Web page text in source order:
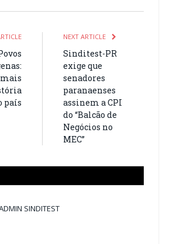
país
NEXT ARTICLE
Sinditest-PR
exige que
senadores
paranaenses
assinem a CPI
do “Balcão de
Negócios no
MEC”
SINDITEST